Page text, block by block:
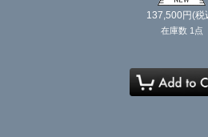
137,500円(税
在庫数 1点